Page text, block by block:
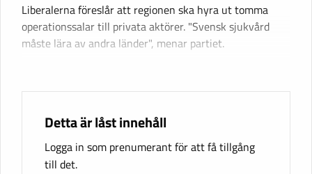
Liberalerna föreslår att regionen ska hyra ut tomma
operationssalar till privata aktörer. "Svensk sjukvård
måste lära av andra länder", menar partiet.
Detta är låst innehåll
Logga in som prenumerant för att få tillgång
till det.